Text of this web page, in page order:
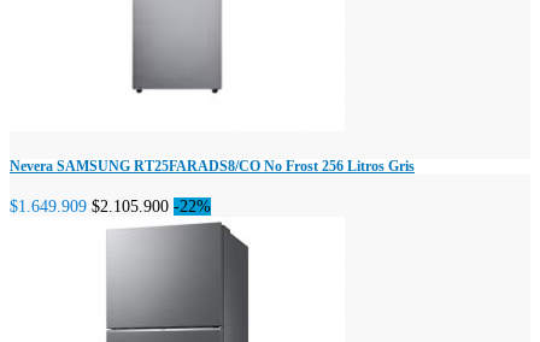
Nevera SAMSUNG RT25FARADS8/CO No Frost 256 Litros Gris
$1.649.909 $2.105.900 -22%